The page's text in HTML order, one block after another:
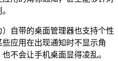
自带的桌面管理器也支持个性
应用在出现通知时不显示角
不会让手机桌面显得凌乱。